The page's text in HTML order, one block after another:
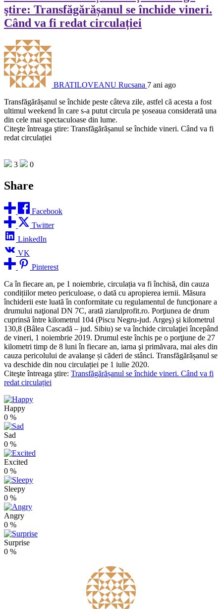
ştire: Transfăgărășanul se închide vineri.
Când va fi redat circulației
BRATILOVEANU Rucsana 7 ani ago
Transfăgărășanul se închide peste câteva zile, astfel că acesta a fost
ultimul weekend în care s-a putut circula pe șoseaua considerată una
din cele mai spectaculoase din lume.
Citeşte întreaga ştire: Transfăgărășanul se închide vineri. Când va fi
redat circulației
3 0
Share
Facebook
Twitter
LinkedIn
VK
Pinterest
Ca în fiecare an, pe 1 noiembrie, circulația va fi închisă, din cauza
condițiilor meteo periculoase, o dată cu apropierea iernii. Măsura
închiderii este luată în conformitate cu regulamentul de funcţionare a
drumului naţional DN 7C, arată ziarulprofit.ro. Porţiunea de drum
cuprinsă între kilometrul 104 (Piscu Negru-jud. Argeş) şi kilometrul
130,8 (Bâlea Cascadă – jud. Sibiu) se va închide circulaţiei începând
de vineri, 1 noiembrie 2019. Drumul este închis pe o porţiune de 27
kilometri timp de 8 luni în fiecare an, iarna şi primăvara, mai ales din
cauza pericolului de avalanşe și căderi de stânci. Transfăgărășanul se
va deschide din nou circulației pe 1 iulie 2020.
Citeşte întreaga ştire: Transfăgărășanul se închide vineri. Când va fi
redat circulației
Happy
0 %
Sad
0 %
Excited
0 %
Sleepy
0 %
Angry
0 %
Surprise
0 %